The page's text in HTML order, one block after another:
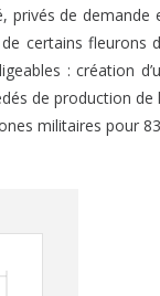
privés de demande
certains fleurons
: création
de production de
militaires pour